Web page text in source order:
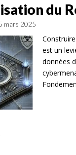
du
mars 2025
est un
données